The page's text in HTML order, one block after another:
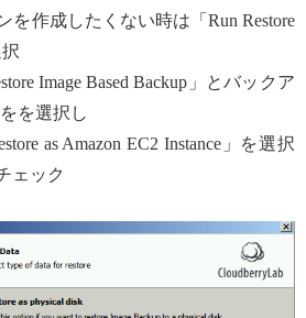
を作成したくない時は「Run Restore
Image Based Backup」とバックア
を選択し
as Amazon EC2 Instance」を選択
ェック